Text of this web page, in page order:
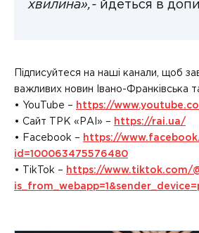
хвилина»,- йдеться в
Підписуйтеся на наші канали, щоб
важливих новин Івано-Франківська
• YouTube – https://
• Сайт ТРК «РАІ» – https://rai.ua/
• Facebook – https://
id=100063475576480
• TikTok – https://www.tiktok.com/